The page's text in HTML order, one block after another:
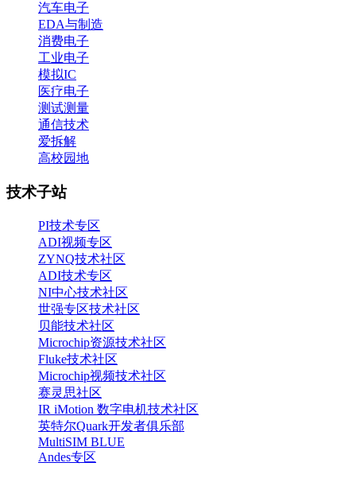
汽车电子
EDA与制造
消费电子
工业电子
模拟IC
医疗电子
测试测量
通信技术
爱拆解
高校园地
技术子站
PI技术专区
ADI视频专区
ZYNQ技术社区
ADI技术专区
NI中心技术社区
世强专区技术社区
贝能技术社区
Microchip资源技术社区
Fluke技术社区
Microchip视频技术社区
赛灵思社区
IR iMotion 数字电机技术社区
英特尔Quark开发者俱乐部
MultiSIM BLUE
Andes专区